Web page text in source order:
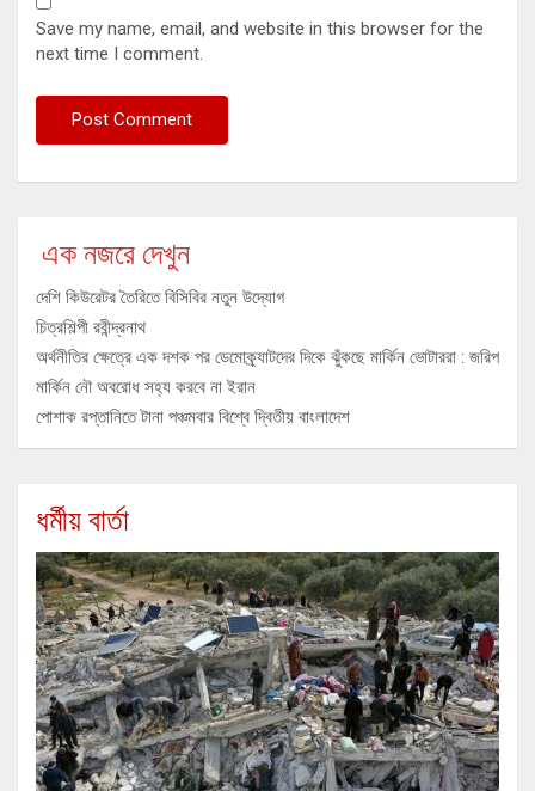
Save my name, email, and website in this browser for the
next time I comment.
এক নজরে দেখুন
দেশি কিউরেটর তৈরিতে বিসিবির নতুন উদ্যোগ
চিত্রশিল্পী রবীন্দ্রনাথ
অর্থনীতির ক্ষেত্রে এক দশক পর ডেমোক্র্যাটদের দিকে ঝুঁকছে মার্কিন ভোটাররা : জরিপ
মার্কিন নৌ অবরোধ সহ্য করবে না ইরান
পোশাক রপ্তানিতে টানা পঞ্চমবার বিশ্বে দ্বিতীয় বাংলাদেশ
ধর্মীয় বার্তা